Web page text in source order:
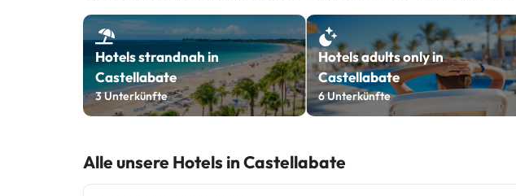
Hotels strandnah in
Castellabate
3Unterkünfte
Hotels adults only in
Castellabate
6Unterkünfte
Alle unsere Hotels in Castellabate